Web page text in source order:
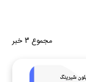
مجموع 3 خبر